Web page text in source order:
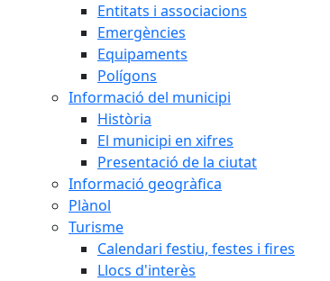
Entitats i associacions
Emergències
Equipaments
Polígons
Informació del municipi
Història
El municipi en xifres
Presentació de la ciutat
Informació geogràfica
Plànol
Turisme
Calendari festiu, festes i fires
Llocs d'interès